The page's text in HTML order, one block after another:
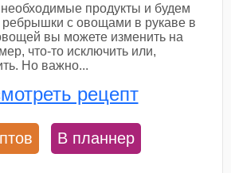
необходимые продукты и будем
ребрышки с овощами в рукаве в
вы можете изменить на
что-то исключить или,
Но важно...
рецепт
В планнер